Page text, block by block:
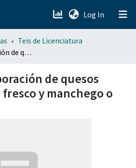
Log In (current)
Teis de Licenciatura
Análisis y elaboración de quesos (queso añejo, fresco y manchego o gouda)
de quesos
y manchego o